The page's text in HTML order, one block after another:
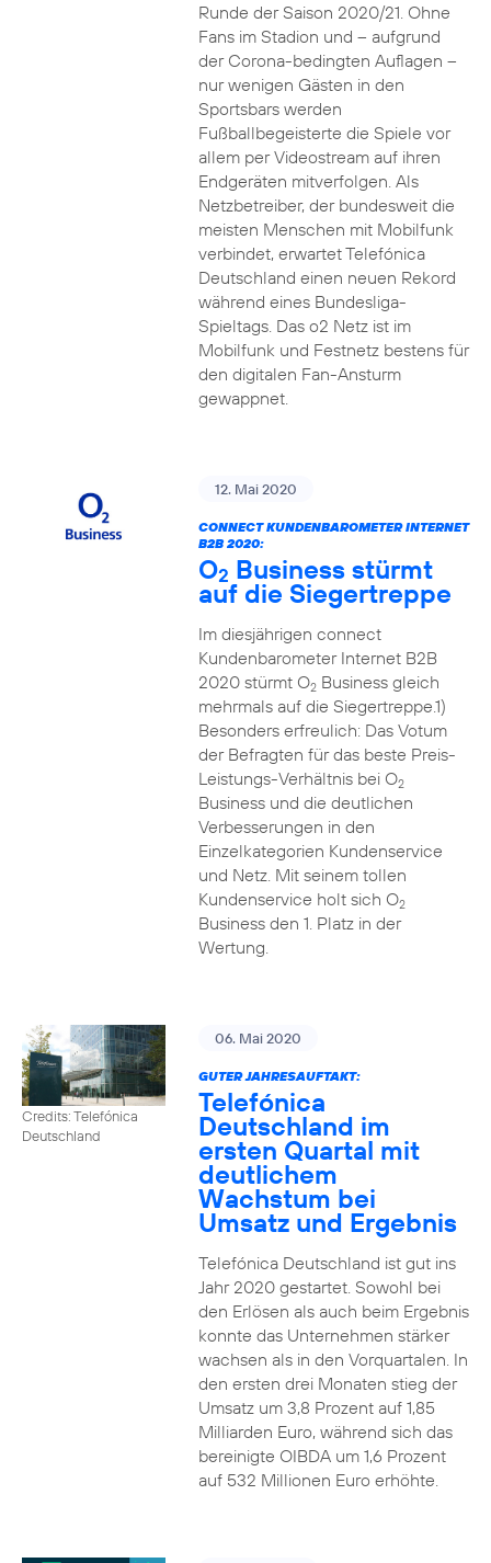
Runde der Saison 2020/21. Ohne
Fans im Stadion und – aufgrund
der Corona-bedingten Auflagen –
nur wenigen Gästen in den
Sportsbars werden
Fußballbegeisterte die Spiele vor
allem per Videostream auf ihren
Endgeräten mitverfolgen. Als
Netzbetreiber, der bundesweit die
meisten Menschen mit Mobilfunk
verbindet, erwartet Telefónica
Deutschland einen neuen Rekord
während eines Bundesliga-
Spieltags. Das o2 Netz ist im
Mobilfunk und Festnetz bestens für
den digitalen Fan-Ansturm
gewappnet.
12. Mai 2020
CONNECT KUNDENBAROMETER INTERNET
B2B 2020:
O2 Business stürmt
auf die Siegertreppe
Im diesjährigen connect
Kundenbarometer Internet B2B
2020 stürmt O2Business gleich
mehrmals auf die Siegertreppe.1)
Besonders erfreulich: Das Votum
der Befragten für das beste Preis-
Leistungs-Verhältnis bei O2
Business und die deutlichen
Verbesserungen in den
Einzelkategorien Kundenservice
und Netz. Mit seinem tollen
Kundenservice holt sich O2
Business den 1. Platz in der
Wertung.
Credits: Telefónica
Deutschland
06. Mai 2020
GUTER JAHRESAUFTAKT:
Telefónica
Deutschland im
ersten Quartal mit
deutlichem
Wachstum bei
Umsatz und Ergebnis
Telefónica Deutschland ist gut ins
Jahr 2020 gestartet. Sowohl bei
den Erlösen als auch beim Ergebnis
konnte das Unternehmen stärker
wachsen als in den Vorquartalen. In
den ersten drei Monaten stieg der
Umsatz um 3,8 Prozent auf 1,85
Milliarden Euro, während sich das
bereinigte OIBDA um 1,6 Prozent
auf 532 Millionen Euro erhöhte.